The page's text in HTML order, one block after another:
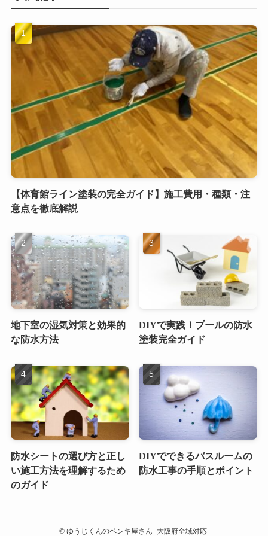
【体育館ライン塗装の完全ガイド】施工費用・種類・注
意点を徹底解説
地下室の湿気対策と効果的
な防水方法
DIYで実践！プールの防水
塗装完全ガイド
防水シートの選び方と正し
い施工方法を理解するため
のガイド
DIYでできるバスルームの
防水工事の手順とポイント
©ゆうじくんのペンキ屋さん -大阪府全域対応-